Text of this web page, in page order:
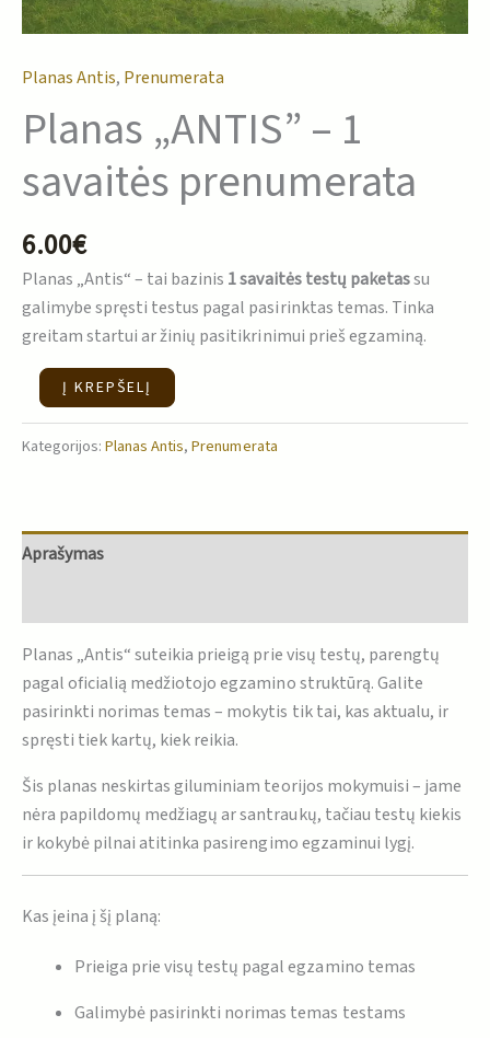
Planas Antis, Prenumerata
Planas „ANTIS” – 1
savaitės prenumerata
6.00€
Planas „Antis“ – tai bazinis 1 savaitės testų paketassu
galimybe spręsti testus pagal pasirinktas temas. Tinka
greitam startui ar žinių pasitikrinimui prieš egzaminą.
Į KREPŠELĮ
Kategorijos:Planas Antis,Prenumerata
Aprašymas
Planas „Antis“ suteikia prieigą prie visų testų, parengtų
pagal oficialią medžiotojo egzamino struktūrą. Galite
pasirinkti norimas temas – mokytis tik tai, kas aktualu, ir
spręsti tiek kartų, kiek reikia.
Šis planas neskirtas giluminiam teorijos mokymuisi – jame
nėra papildomų medžiagų ar santraukų, tačiau testų kiekis
ir kokybė pilnai atitinka pasirengimo egzaminui lygį.
Kas įeina į šį planą:
Prieiga prie visų testų pagal egzamino temas
Galimybė pasirinkti norimas temas testams